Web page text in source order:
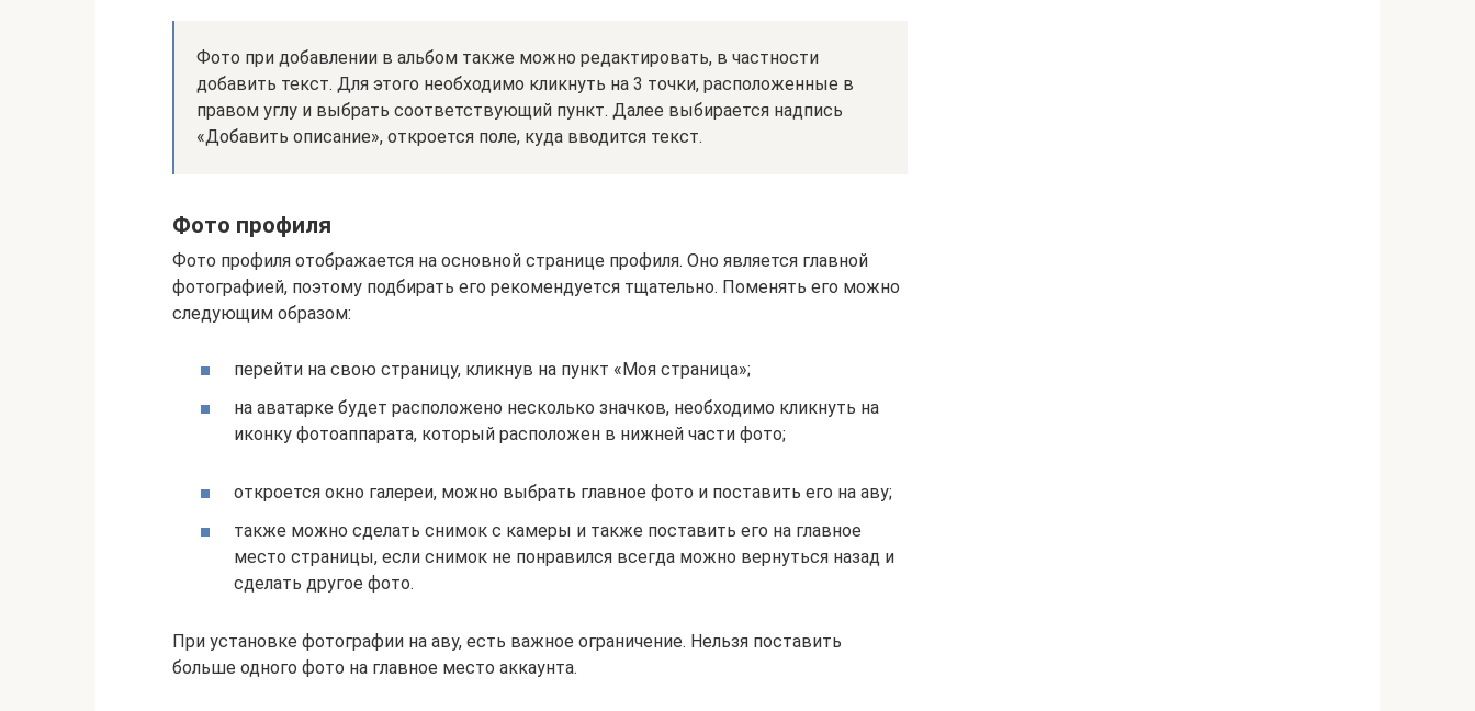
Фото при добавлении в альбом также можно редактировать, в частности
добавить текст. Для этого необходимо кликнуть на 3 точки, расположенные в
правом углу и выбрать соответствующий пункт. Далее выбирается надпись
«Добавить описание», откроется поле, куда вводится текст.
Фото профиля
Фото профиля отображается на основной странице профиля. Оно является главной
фотографией, поэтому подбирать его рекомендуется тщательно. Поменять его можно
следующим образом:
перейти на свою страницу, кликнув на пункт «Моя страница»;
на аватарке будет расположено несколько значков, необходимо кликнуть на
иконку фотоаппарата, который расположен в нижней части фото;
откроется окно галереи, можно выбрать главное фото и поставить его на аву;
также можно сделать снимок с камеры и также поставить его на главное
место страницы, если снимок не понравился всегда можно вернуться назад и
сделать другое фото.
При установке фотографии на аву, есть важное ограничение. Нельзя поставить
больше одного фото на главное место аккаунта.